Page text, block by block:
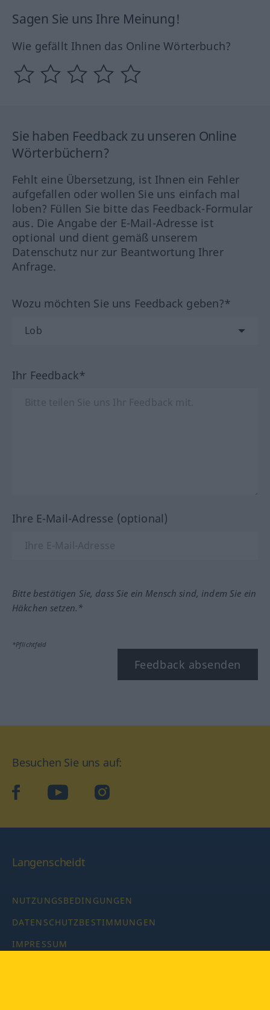
Sagen Sie uns Ihre Meinung!
Wie gefällt Ihnen das Online Wörterbuch?
Sie haben Feedback zu unseren Online
Wörterbüchern?
Fehlt eine Übersetzung, ist Ihnen ein Fehler
aufgefallen oder wollen Sie uns einfach mal
loben? Füllen Sie bitte das Feedback-Formular
aus. Die Angabe der E-Mail-Adresse ist
optional und dient gemäß unserem
Datenschutz nur zur Beantwortung Ihrer
Anfrage.
Wozu möchten Sie uns Feedback geben?*
Ihr Feedback*
Ihre E-Mail-Adresse (optional)
Bitte bestätigen Sie, dass Sie ein Mensch sind, indem Sie ein
Häkchen setzen.*
*Pflichtfeld
Feedback absenden
Besuchen Sie uns auf:
facebookYouTube Instagram
Langenscheidt
NUTZUNGSBEDINGUNGEN
DATENSCHUTZBESTIMMUNGEN
IMPRESSUM